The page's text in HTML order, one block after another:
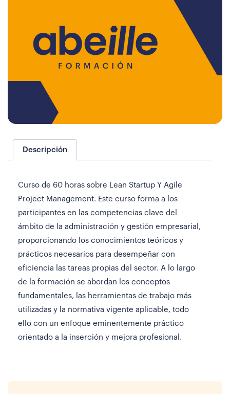
Descripción
Curso de 60 horas sobre Lean Startup Y Agile
Project Management. Este curso forma a los
participantes en las competencias clave del
ámbito de la administración y gestión empresarial,
proporcionando los conocimientos teóricos y
prácticos necesarios para desempeñar con
eficiencia las tareas propias del sector. A lo largo
de la formación se abordan los conceptos
fundamentales, las herramientas de trabajo más
utilizadas y la normativa vigente aplicable, todo
ello con un enfoque eminentemente práctico
orientado a la inserción y mejora profesional.